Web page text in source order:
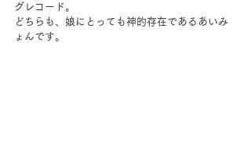
グレコード。
どちらも、娘にとっても神的存在であるあいみ
ょんです。